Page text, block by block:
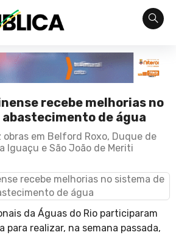
recebe melhorias no
de água
em Belford Roxo, Duque de
Iguaçu e São João de Meriti
da Águas do Rio participaram
realizar, na semana passada,